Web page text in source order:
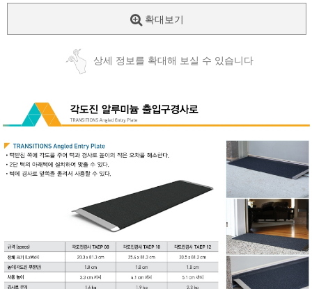
확대보기
상세 정보를 확대해 보실 수 있습니다